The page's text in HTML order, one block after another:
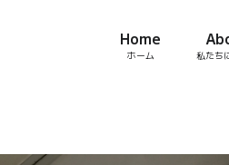
Home
ホーム 私たち